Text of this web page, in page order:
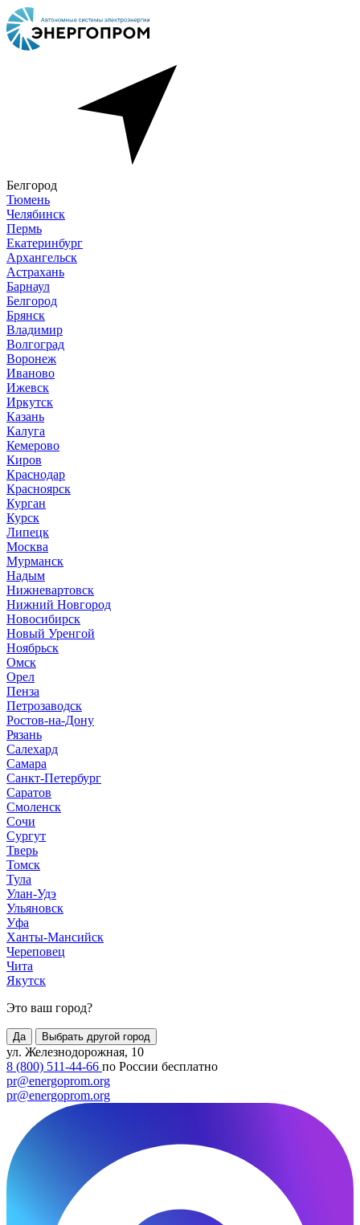
Белгород
Тюмень
Челябинск
Пермь
Екатеринбург
Архангельск
Астрахань
Барнаул
Белгород
Брянск
Владимир
Волгоград
Воронеж
Иваново
Ижевск
Иркутск
Казань
Калуга
Кемерово
Киров
Краснодар
Красноярск
Курган
Курск
Липецк
Москва
Мурманск
Надым
Нижневартовск
Нижний Новгород
Новосибирск
Новый Уренгой
Ноябрьск
Омск
Орел
Пенза
Петрозаводск
Ростов-на-Дону
Рязань
Салехард
Самара
Санкт-Петербург
Саратов
Смоленск
Сочи
Сургут
Тверь
Томск
Тула
Улан-Удэ
Ульяновск
Уфа
Ханты-Мансийск
Череповец
Чита
Якутск
Это ваш город?
Да Выбрать другой город
ул. Железнодорожная, 10
8 (800) 511-44-66 по России бесплатно
pr@energoprom.org
pr@energoprom.org